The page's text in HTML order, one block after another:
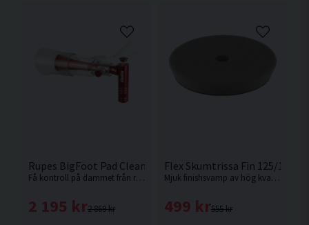
Rupes BigFoot Pad Cleaner Air Gun
Få kontroll på dammet från rengöring av ulltrissor. Nyhet från Rupes.
2 869 kr
2 195 kr
Flex Skumtrissa Fin 125/
Mjuk finishsvamp av hög kvalitet som ger maximal djupglans.
555 kr
499 kr